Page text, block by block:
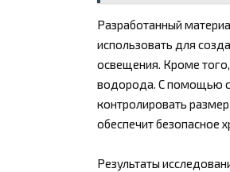
Разработанный
использовать для
освещения. Кроме того,
водорода. С помощью
контролировать
обеспечит безопасное
Результаты